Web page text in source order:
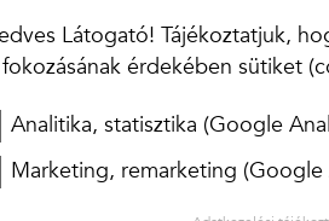
Látogató! Tájékoztatjuk,
fokozásának érdekében sütiket
Analitika, statisztika (Google
Marketing, remarketing (Google